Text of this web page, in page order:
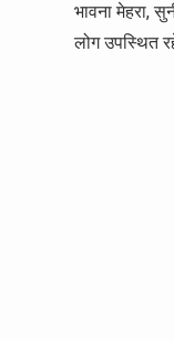
भावना मेहरा,
लोग उपस्थित